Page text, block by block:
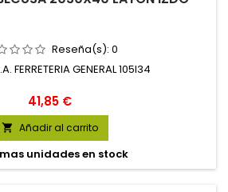
Reseña(s): 0
FERRETERIA GENERAL 105I34
Precio
41,85 €
 Añadir al carrito
unidades en stock